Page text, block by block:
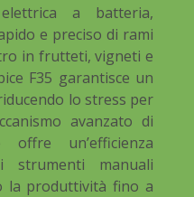
a batteria,
e preciso di rami
in frutteti, vigneti e
F35 garantisce un
lo stress per
avanzato di
un’efficienza
strumenti manuali
la produttività fino a